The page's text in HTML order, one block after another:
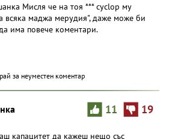
Мисля че на тоя *** cyclop му
всяка маджа мерудия", даже може би
има повече коментари.
за неуместен коментар
11 19
капацитет да кажеш нещо със